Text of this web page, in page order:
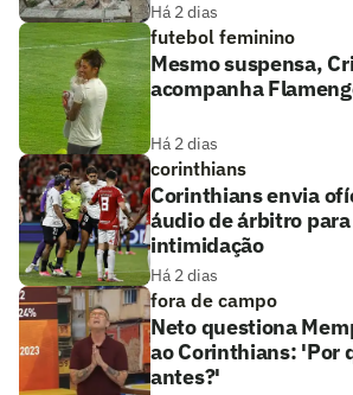
Há 2 dias
futebol feminino
Mesmo suspensa,
acompanha
Há 2 dias
corinthians
Corinthians envia
áudio de árbitro
intimidação
Há 2 dias
fora de campo
Neto questiona
ao Corinthians: 'Por
antes?'